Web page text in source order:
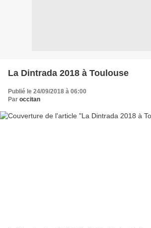
La Dintrada 2018 à Toulouse
Publié le 24/09/2018 à 06:00
Par occitan